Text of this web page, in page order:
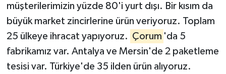
müşterilerimizin yüzde 80'i yurt dışı. Bir kısım da
büyük market zincirlerine ürün veriyoruz. Toplam
25 ülkeye ihracat yapıyoruz. Çorum 'da 5
fabrikamız var. Antalya ve Mersin'de 2 paketleme
tesisi var. Türkiye'de 35 ilden ürün alıyoruz.